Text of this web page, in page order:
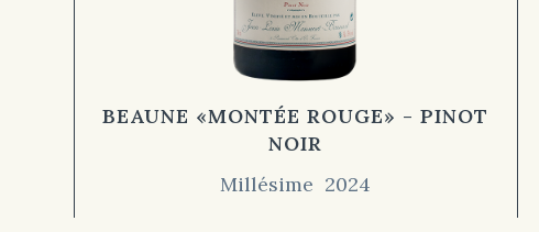
BEAUNE «MONTÉE ROUGE» - PINOT
NOIR
Millésime 2024